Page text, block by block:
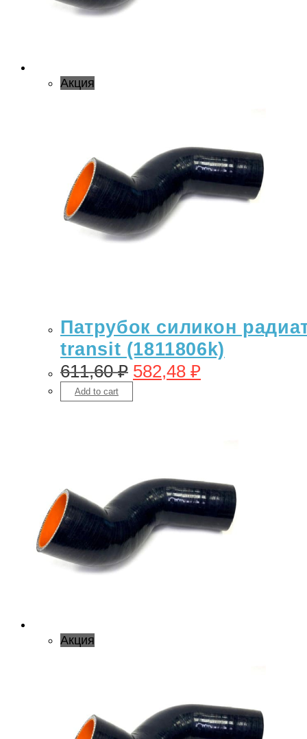
Акция
Патрубок силикон
transit (1811806k)
611,60₽ 582,48 ₽
Add to cart
Акция